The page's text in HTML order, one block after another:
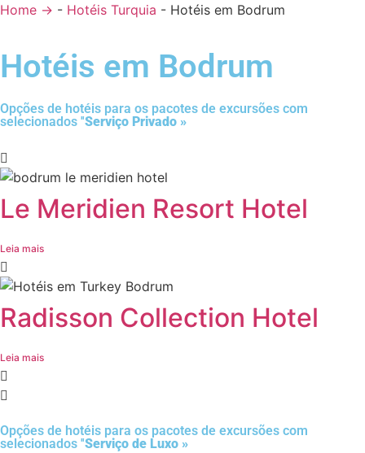
Home → - Hotéis Turquia - Hotéis em Bodrum
Hotéis em Bodrum
Opções de hotéis para os pacotes de excursões com
selecionados ''Serviço Privado »
Le Meridien Resort Hotel
Leia mais
Radisson Collection Hotel
Leia mais
Opções de hotéis para os pacotes de excursões com
selecionados ''Serviço de Luxo »